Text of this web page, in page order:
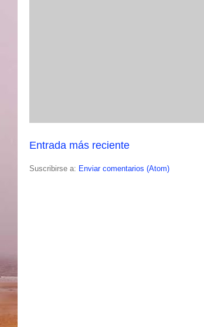
Entrada más reciente
Suscribirse a: Enviar comentarios (Atom)